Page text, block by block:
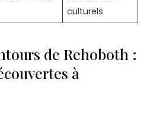
culturels
de Rehoboth :
à